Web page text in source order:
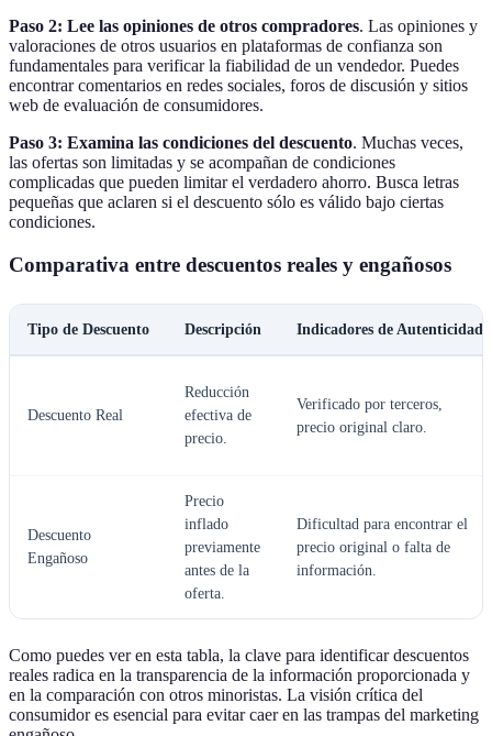
Paso 2: Lee las opiniones de otros compradores. Las opiniones y
valoraciones de otros usuarios en plataformas de confianza son
fundamentales para verificar la fiabilidad de un vendedor. Puedes
encontrar comentarios en redes sociales, foros de discusión y sitios
web de evaluación de consumidores.
Paso 3: Examina las condiciones del descuento. Muchas veces,
las ofertas son limitadas y se acompañan de condiciones
complicadas que pueden limitar el verdadero ahorro. Busca letras
pequeñas que aclaren si el descuento sólo es válido bajo ciertas
condiciones.
Comparativa entre descuentos reales y engañosos
Tipo de Descuento Descripción Indicadores de Autenticidad
Descuento Real
Reducción
efectiva de
precio.
Verificado por terceros,
precio original claro.
Descuento
Engañoso
Precio
inflado
previamente
antes de la
oferta.
Dificultad para encontrar el
precio original o falta de
información.
Como puedes ver en esta tabla, la clave para identificar descuentos
reales radica en la transparencia de la información proporcionada y
en la comparación con otros minoristas. La visión crítica del
consumidor es esencial para evitar caer en las trampas del marketing